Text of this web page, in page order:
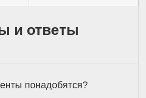
и ответы
понадобятся?